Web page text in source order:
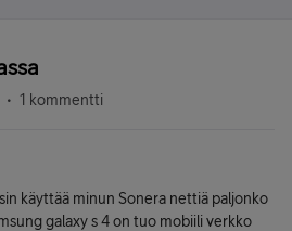
1 kommentti
käyttää minun Sonera nettiä paljonko
galaxy s 4 on tuo mobiili verkko